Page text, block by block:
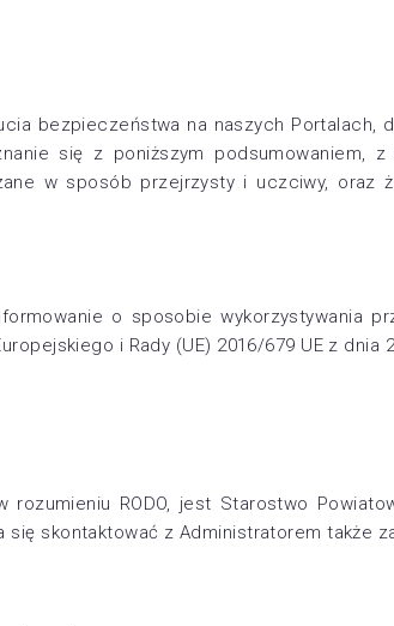
bezpieczeństwa na naszych
się z poniższym podsumowaniem,
w sposób przejrzysty i uczciwy, oraz
o sposobie wykorzystywania
i Rady (UE) 2016/679 UE z dnia
RODO, jest Starostwo
skontaktować z Administratorem także